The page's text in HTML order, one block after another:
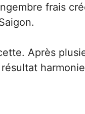
frais
Après